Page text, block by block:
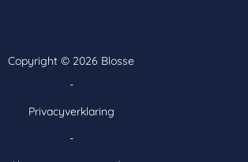
Copyright © 2026 Blosse
-
Privacyverklaring
-